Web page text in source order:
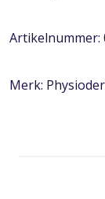
Artikelnummer:
Merk: